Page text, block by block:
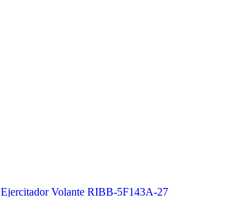
Ejercitador Volante RIBB-5F143A-27